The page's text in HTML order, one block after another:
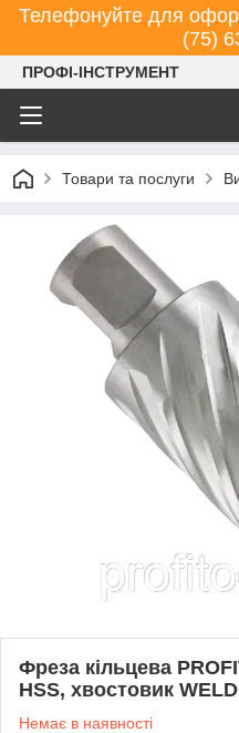
Телефонуйте для
(75)
ПРОФІ-ІНСТРУМЕНТ
Товари та послуги
Фреза кільцева
HSS, хвостовик
Немає в наявності